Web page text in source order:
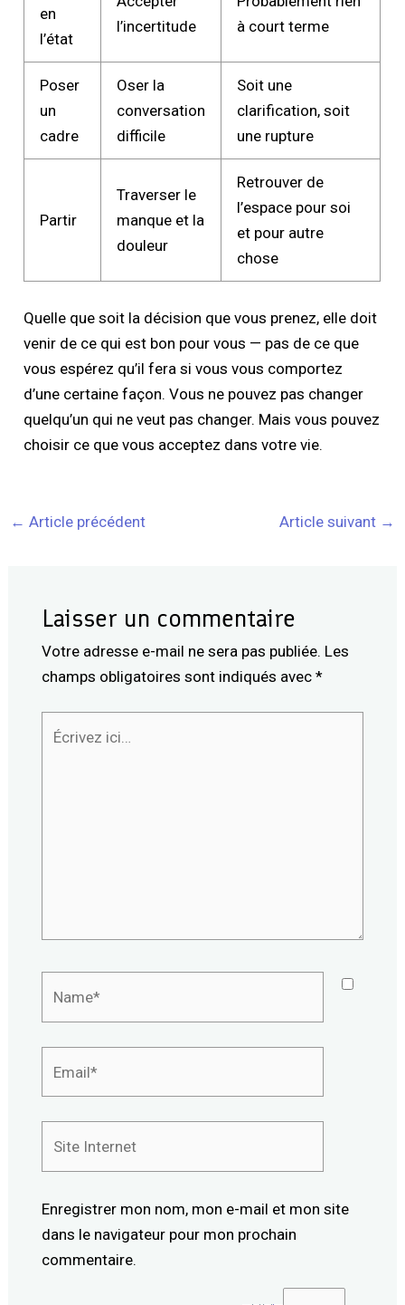
en
l’état
l’incertitude
à court terme
Poser
un
cadre
Oser la
conversation
difficile
Soit une
clarification, soit
une rupture
Partir
Traverser le
manque et la
douleur
Retrouver de
l’espace pour soi
et pour autre
chose
Quelle que soit la décision que vous prenez, elle doit
venir de ce qui est bon pour vous — pas de ce que
vous espérez qu’il fera si vous vous comportez
d’une certaine façon. Vous ne pouvez pas changer
quelqu’un qui ne veut pas changer. Mais vous pouvez
choisir ce que vous acceptez dans votre vie.
← Article précédent Article suivant →
Laisser un commentaire
Votre adresse e-mail ne sera pas publiée. Les
champs obligatoires sont indiqués avec *
Enregistrer mon nom, mon e-mail et mon site
dans le navigateur pour mon prochain
commentaire.